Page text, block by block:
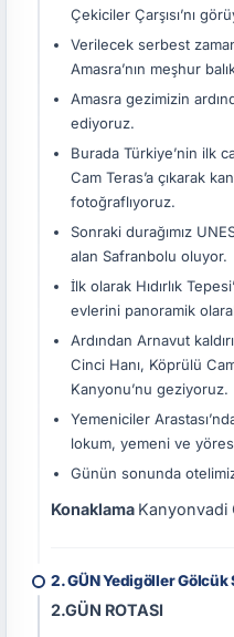
Çekiciler Çarşısı’nı
Verilecek serbest
Amasra’nın meşhur
Amasra gezimizin
ediyoruz.
Burada Türkiye’nin ilk
Cam Teras’a çıkarak
fotoğraflıyoruz.
Sonraki durağımız
alan Safranbolu oluyor.
İlk olarak Hıdırlık
evlerini panoramik
Ardından Arnavut
Cinci Hanı, Köprülü
Kanyonu’nu geziyoruz.
Yemeniciler
lokum, yemeni ve
Günün sonunda
Konaklama Kanyonvadi
2. GÜN Yedigöller
2.GÜN ROTASI